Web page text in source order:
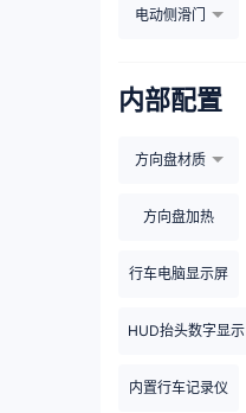
电动侧滑门
内部配置
方向盘材质
方向盘加热
行车电脑显示屏
HUD抬头数字显示
内置行车记录仪